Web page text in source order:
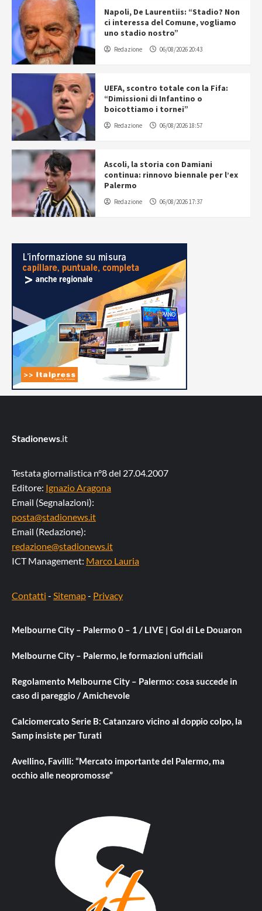
Napoli, De Laurentiis: “Stadio? Non
ci interessa del Comune, vogliamo
uno stadio nostro”
Redazione 06/08/2026 20:43
UEFA, scontro totale con la Fifa:
“Dimissioni di Infantino o
boicottiamo i tornei”
Redazione 06/08/2026 18:57
Ascoli, la storia con Damiani
continua: rinnovo biennale per l’ex
Palermo
Redazione 06/08/2026 17:37
Stadionews.it
Testata giornalistica n°8 del 27.04.2007
Editore: Ignazio Aragona
Email (Segnalazioni):
posta@stadionews.it
Email (Redazione):
redazione@stadionews.it
ICT Management: Marco Lauria
Contatti - Sitemap- Privacy
Melbourne City – Palermo 0 – 1 / LIVE | Gol di Le Douaron
Melbourne City – Palermo, le formazioni ufficiali
Regolamento Melbourne City – Palermo: cosa succede in
caso di pareggio / Amichevole
Calciomercato Serie B: Catanzaro vicino al doppio colpo, la
Samp insiste per Turati
Avellino, Favilli: “Mercato importante del Palermo, ma
occhio alle neopromosse”